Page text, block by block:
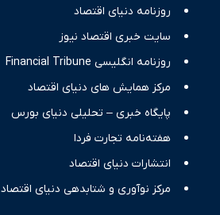
حرفه‌ای و روزآمد پوشش می‌دهیم.
روزنامه دنیای اقتصاد
سایت خبری اقتصاد نیوز
روزنامه انگلیسی Financial Tribune
مرکز همایش های دنیای اقتصاد
پایگاه خبری – تحلیلی دنیای بورس
هفته‌نامه تجارت فردا
انتشارات دنیای اقتصاد
مرکز نوآوری و شتابدهی دنیای اقتصاد